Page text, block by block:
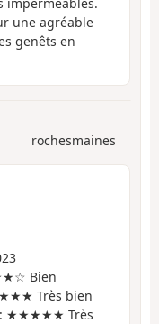
une agréable
genêts en
rochesmaines
Bien
Très bien
: ★★★★★ Très